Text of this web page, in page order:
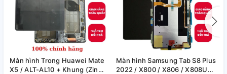
Màn hình Trong Huawei Mate
X5 / ALT-AL10 + Khung (Zin
Màn hình Samsung Tab S8 Plus
2022 / X800 / X806 / X808U